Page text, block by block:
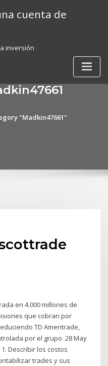
cuenta de
inversión
"Madkin47661"
en 4.000 millones de
que cobran por
TD Ameritrade,
por el grupo 28 May
Describir los costos
trades y sus